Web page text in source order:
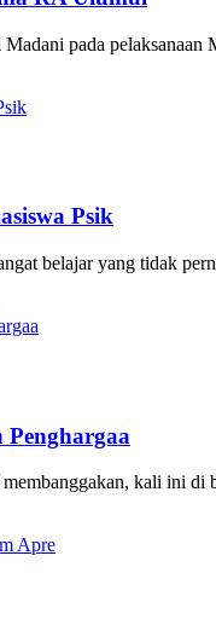
pada
Psik
belajar yang tidak
kali ini di